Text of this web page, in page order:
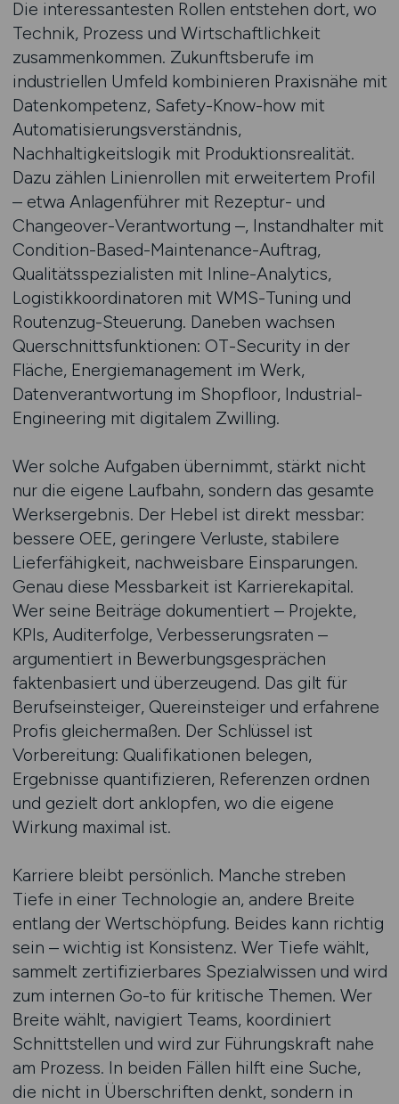
Die interessantesten Rollen entstehen dort, wo
Technik, Prozess und Wirtschaftlichkeit
zusammenkommen. Zukunftsberufe im
industriellen Umfeld kombinieren Praxisnähe mit
Datenkompetenz, Safety-Know-how mit
Automatisierungsverständnis,
Nachhaltigkeitslogik mit Produktionsrealität.
Dazu zählen Linienrollen mit erweitertem Profil
– etwa Anlagenführer mit Rezeptur- und
Changeover-Verantwortung –, Instandhalter mit
Condition-Based-Maintenance-Auftrag,
Qualitätsspezialisten mit Inline-Analytics,
Logistikkoordinatoren mit WMS-Tuning und
Routenzug-Steuerung. Daneben wachsen
Querschnittsfunktionen: OT-Security in der
Fläche, Energiemanagement im Werk,
Datenverantwortung im Shopfloor, Industrial-
Engineering mit digitalem Zwilling.
Wer solche Aufgaben übernimmt, stärkt nicht
nur die eigene Laufbahn, sondern das gesamte
Werksergebnis. Der Hebel ist direkt messbar:
bessere OEE, geringere Verluste, stabilere
Lieferfähigkeit, nachweisbare Einsparungen.
Genau diese Messbarkeit ist Karrierekapital.
Wer seine Beiträge dokumentiert – Projekte,
KPIs, Auditerfolge, Verbesserungsraten –
argumentiert in Bewerbungsgesprächen
faktenbasiert und überzeugend. Das gilt für
Berufseinsteiger, Quereinsteiger und erfahrene
Profis gleichermaßen. Der Schlüssel ist
Vorbereitung: Qualifikationen belegen,
Ergebnisse quantifizieren, Referenzen ordnen
und gezielt dort anklopfen, wo die eigene
Wirkung maximal ist.
Karriere bleibt persönlich. Manche streben
Tiefe in einer Technologie an, andere Breite
entlang der Wertschöpfung. Beides kann richtig
sein – wichtig ist Konsistenz. Wer Tiefe wählt,
sammelt zertifizierbares Spezialwissen und wird
zum internen Go-to für kritische Themen. Wer
Breite wählt, navigiert Teams, koordiniert
Schnittstellen und wird zur Führungskraft nahe
am Prozess. In beiden Fällen hilft eine Suche,
die nicht in Überschriften denkt, sondern in